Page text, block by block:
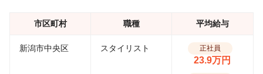
市区町村 職種 平均給与
新潟市中央区 スタイリスト 正社員
23.9万円